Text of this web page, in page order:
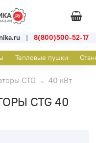
| 8(800)500-52-17
Тепловые пушки
CTG 40 кВт
CTG 40